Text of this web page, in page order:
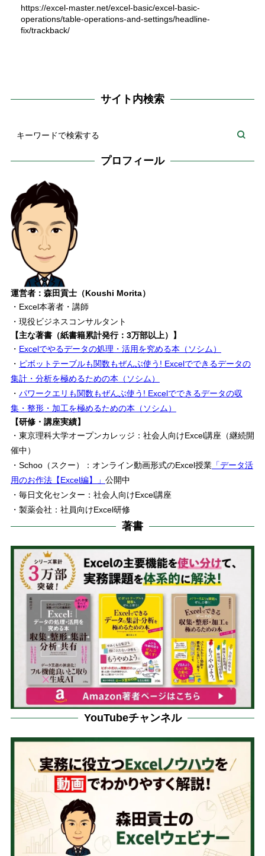
https://excel-master.net/excel-basic/excel-basic-
operations/table-operations-and-settings/headline-
fix/trackback/
サイト内検索
プロフィール
運営者：森田貢士（Koushi Morita）
・Excel本著者・講師
・現役ビジネスコンサルタント
【主な著書（紙書籍累計発行：3万部以上）】
・ Excelでやるデータの処理・活用を究める本（ソシム）
・ ピボットテーブルも関数もぜんぶ使う! Excelでできるデータの
集計・分析を極めるための本（ソシム）
・ パワークエリも関数もぜんぶ使う! Excelでできるデータの収
集・整形・加工を極めるための本（ソシム）
【研修・講座実績】
・東京理科大学オープンカレッジ：社会人向けExcel講座（継続開
催中）
・Schoo（スクー）：オンライン動画形式のExcel授業「データ活
用のお作法【Excel編】」 公開中
・毎日文化センター：社会人向けExcel講座
・製薬会社：社員向けExcel研修
著書
YouTubeチャンネル